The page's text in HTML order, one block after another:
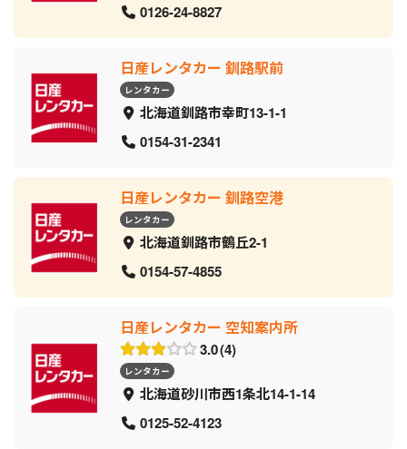
0126-24-8827
日産レンタカー 釧路駅前
レンタカー
北海道釧路市幸町13-1-1
0154-31-2341
日産レンタカー 釧路空港
レンタカー
北海道釧路市鶴丘2-1
0154-57-4855
日産レンタカー 空知案内所
3.0 4
レンタカー
北海道砂川市西1条北14-1-14
0125-52-4123